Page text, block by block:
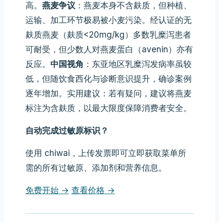
高。 燕麦争议 ：燕麦本身不含麸质，但种植、
运输、加工环节极易被小麦污染。经认证的无
麸质燕麦（麸质<20mg/kg）多数乳糜泻患者
可耐受，但少数人对燕麦蛋白（avenin）亦有
反应。 中国视角 ：东亚地区乳糜泻发病率虽较
低，但随饮食西化与诊断意识提升，确诊案例
逐年增加。实用建议：若有疑问，建议将燕麦
标注为含麸质，以最大限度保障消费者安全。
自动完成过敏原标识？
使用 chiwai，上传发票即可立即获取菜单所
需的所有过敏原、添加剂和营养信息。
免费开始 → 查看价格 →